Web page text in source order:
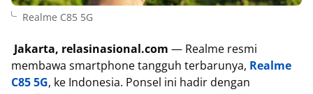
Realme C85 5G
Jakarta, relasinasional.com — Realme resmi
membawa smartphone tangguh terbarunya, Realme
C85 5G, ke Indonesia. Ponsel ini hadir dengan